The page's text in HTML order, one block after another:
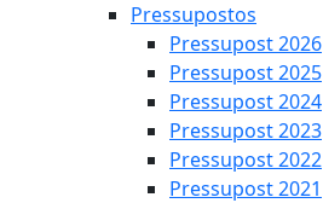
Pressupostos
Pressupost 2026
Pressupost 2025
Pressupost 2024
Pressupost 2023
Pressupost 2022
Pressupost 2021